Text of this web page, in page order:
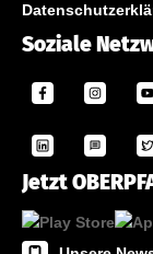
Soziale
Jetzt